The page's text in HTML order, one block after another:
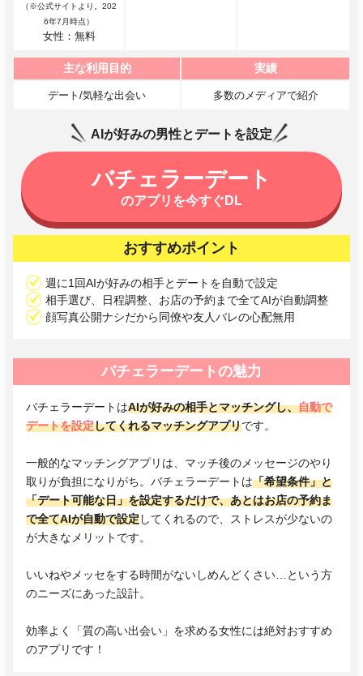
（※公式サイトより。202
6年7月時点）
女性：無料
主な利用目的 実績
デート/気軽な出会い 多数のメディアで紹介
AIが好みの男性とデートを設定
バチェラーデート
のアプリを今すぐDL
おすすめポイント
週に1回AIが好みの相手とデートを自動で設定
相手選び、日程調整、お店の予約まで全てAIが自動調整
顔写真公開ナシだから同僚や友人バレの心配無用
バチェラーデートの魅力
バチェラーデートはAIが好みの相手とマッチングし、自動で
デートを設定してくれるマッチングアプリです。
一般的なマッチングアプリは、マッチ後のメッセージのやり
取りが負担になりがち。バチェラーデートは「希望条件」と
「デート可能な日」を設定するだけで、あとはお店の予約ま
で全てAIが自動で設定してくれるので、ストレスが少ないの
が大きなメリットです。
いいねやメッセをする時間がないしめんどくさい…という方
のニーズにあった設計。
効率よく「質の高い出会い」を求める女性には絶対おすすめ
のアプリです！